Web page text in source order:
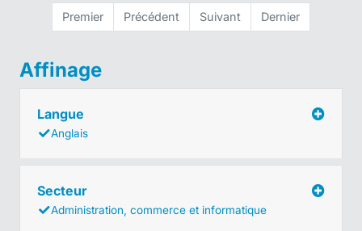
Premier Précédent Suivant Dernier
Affinage
Langue
Anglais
Secteur
Administration, commerce et informatique